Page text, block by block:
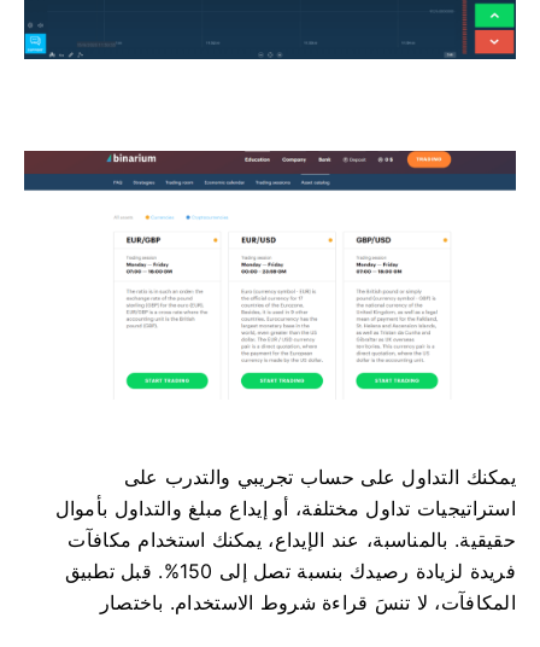
يمكنك التداول على حساب تجريبي والتدرب على
استراتيجيات تداول مختلفة، أو إيداع مبلغ والتداول بأموال
حقيقية. بالمناسبة، عند الإيداع، يمكنك استخدام مكافآت
فريدة لزيادة رصيدك بنسبة تصل إلى 150%. قبل تطبيق
المكافآت، لا تنسَ قراءة شروط الاستخدام. باختصار